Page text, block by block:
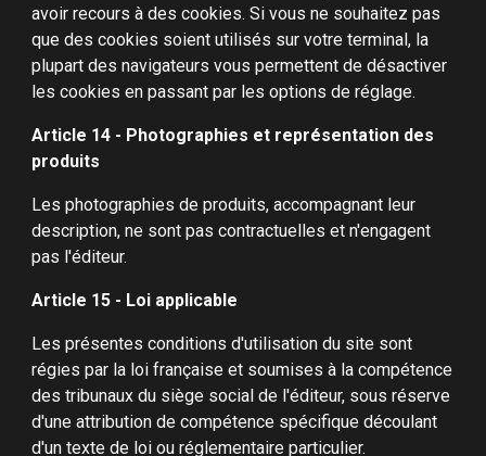
avoir recours à des cookies. Si vous ne souhaitez pas
que des cookies soient utilisés sur votre terminal, la
plupart des navigateurs vous permettent de désactiver
les cookies en passant par les options de réglage.
Article 14 - Photographies et représentation des
produits
Les photographies de produits, accompagnant leur
description, ne sont pas contractuelles et n'engagent
pas l'éditeur.
Article 15 - Loi applicable
Les présentes conditions d'utilisation du site sont
régies par la loi française et soumises à la compétence
des tribunaux du siège social de l'éditeur, sous réserve
d'une attribution de compétence spécifique découlant
d'un texte de loi ou réglementaire particulier.